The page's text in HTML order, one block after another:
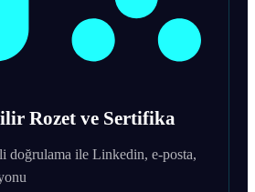
Rozet ve Sertifika
doğrulama ile Linkedin, e-posta,